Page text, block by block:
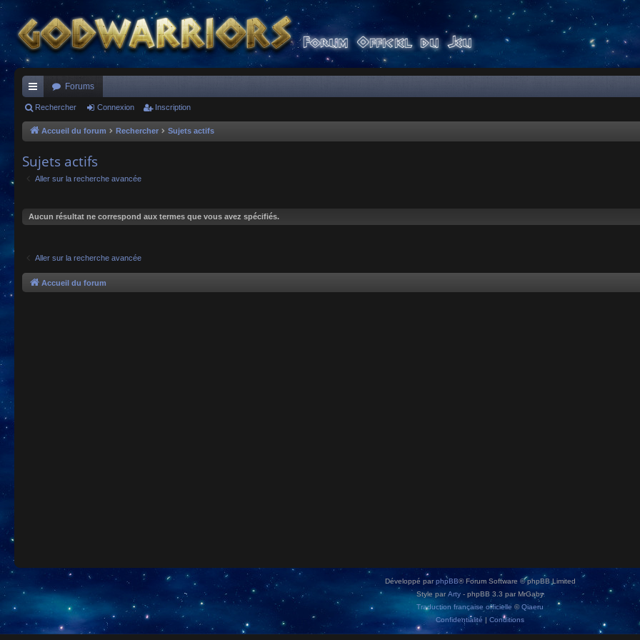
ac
co
Forums
Rechercher Connexion Inscription
Accueil du forum Rechercher Sujets actifs
Sujets actifs
Aller sur la recherche avancée
Aucun résultat ne correspond aux termes que vous avez spécifiés.
Aller sur la recherche avancée
Accueil du forum
Développé parphpBB® Forum Software © phpBB Limited
Style par Arty - phpBB 3.3 par MrGaby
Traduction française officielle ©Qiaeru
Confidentialité | Conditions